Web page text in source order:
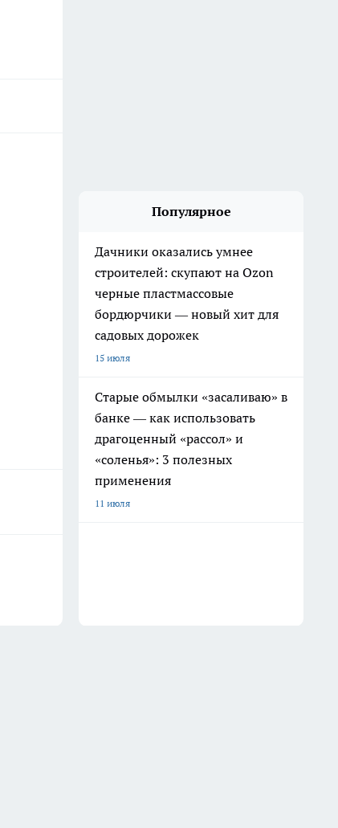
Популярное
Дачники оказались умнее
строителей: скупают на Ozon
черные пластмассовые
бордюрчики — новый хит для
садовых дорожек
15 июля
Старые обмылки «засаливаю» в
банке — как использовать
драгоценный «рассол» и
«соленья»: 3 полезных
применения
11 июля